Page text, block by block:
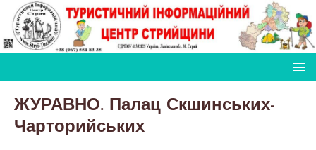
ЖУРАВНО. Палац Скшинських-
Чарторийських